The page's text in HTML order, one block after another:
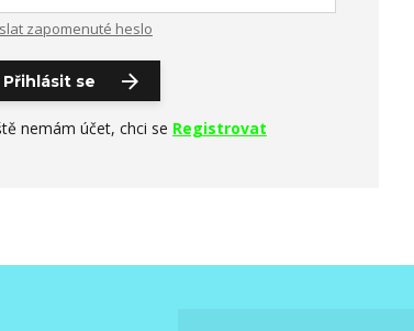
zapomenuté heslo
Přihlásit se
nemám účet, chci se Registrovat